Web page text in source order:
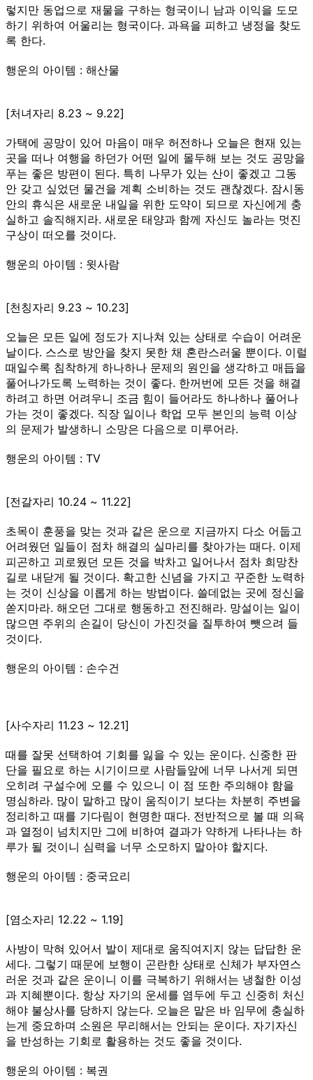
렇지만 동업으로 재물을 구하는 형국이니 남과 이익을 도모
하기 위하여 어울리는 형국이다. 과욕을 피하고 냉정을 찾도
록 한다.
행운의 아이템 : 해산물
[처녀자리 8.23 ~ 9.22]
가택에 공망이 있어 마음이 매우 허전하나 오늘은 현재 있는
곳을 떠나 여행을 하던가 어떤 일에 몰두해 보는 것도 공망을
푸는 좋은 방편이 된다. 특히 나무가 있는 산이 좋겠고 그동
안 갖고 싶었던 물건을 계획 소비하는 것도 괜찮겠다. 잠시동
안의 휴식은 새로운 내일을 위한 도약이 되므로 자신에게 충
실하고 솔직해지라. 새로운 태양과 함께 자신도 놀라는 멋진
구상이 떠오를 것이다.
행운의 아이템 : 윗사람
[천칭자리 9.23 ~ 10.23]
오늘은 모든 일에 정도가 지나쳐 있는 상태로 수습이 어려운
날이다. 스스로 방안을 찾지 못한 채 혼란스러울 뿐이다. 이럴
때일수록 침착하게 하나하나 문제의 원인을 생각하고 매듭을
풀어나가도록 노력하는 것이 좋다. 한꺼번에 모든 것을 해결
하려고 하면 어려우니 조금 힘이 들어라도 하나하나 풀어나
가는 것이 좋겠다. 직장 일이나 학업 모두 본인의 능력 이상
의 문제가 발생하니 소망은 다음으로 미루어라.
행운의 아이템 : TV
[전갈자리 10.24 ~ 11.22]
초목이 훈풍을 맞는 것과 같은 운으로 지금까지 다소 어둡고
어려웠던 일들이 점차 해결의 실마리를 찾아가는 때다. 이제
피곤하고 괴로웠던 모든 것을 박차고 일어나서 점차 희망찬
길로 내닫게 될 것이다. 확고한 신념을 가지고 꾸준한 노력하
는 것이 신상을 이롭게 하는 방법이다. 쓸데없는 곳에 정신을
쏟지마라. 해오던 그대로 행동하고 전진해라. 망설이는 일이
많으면 주위의 손길이 당신이 가진것을 질투하여 뺏으려 들
것이다.
행운의 아이템 : 손수건
[사수자리 11.23 ~ 12.21]
때를 잘못 선택하여 기회를 잃을 수 있는 운이다. 신중한 판
단을 필요로 하는 시기이므로 사람들앞에 너무 나서게 되면
오히려 구설수에 오를 수 있으니 이 점 또한 주의해야 함을
명심하라. 많이 말하고 많이 움직이기 보다는 차분히 주변을
정리하고 때를 기다림이 현명한 때다. 전반적으로 볼 때 의욕
과 열정이 넘치지만 그에 비하여 결과가 약하게 나타나는 하
루가 될 것이니 심력을 너무 소모하지 말아야 할지다.
행운의 아이템 : 중국요리
[염소자리 12.22 ~ 1.19]
사방이 막혀 있어서 발이 제대로 움직여지지 않는 답답한 운
세다. 그렇기 때문에 보행이 곤란한 상태로 신체가 부자연스
러운 것과 같은 운이니 이를 극복하기 위해서는 냉철한 이성
과 지혜뿐이다. 항상 자기의 운세를 염두에 두고 신중히 처신
해야 불상사를 당하지 않는다. 오늘은 맡은 바 임무에 충실하
는게 중요하며 소원은 무리해서는 안되는 운이다. 자기자신
을 반성하는 기회로 활용하는 것도 좋을 것이다.
행운의 아이템 : 복권